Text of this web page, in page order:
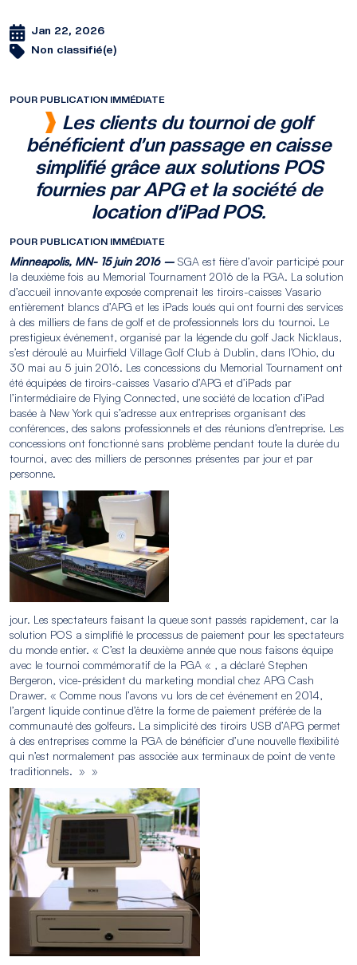
Jan 22, 2026
Non classifié(e)
POUR PUBLICATION IMMÉDIATE
Les clients du tournoi de golf
bénéficient d’un passage en caisse
simplifié grâce aux solutions POS
fournies par APG et la société de
location d’iPad POS.
POUR PUBLICATION IMMÉDIATE
Minneapolis, MN- 15 juin 2016 – SGA est fière d’avoir participé pour
la deuxième fois au Memorial Tournament 2016 de la PGA. La solution
d’accueil innovante exposée comprenait les tiroirs-caisses Vasario
entièrement blancs d’APG et les iPads loués qui ont fourni des services
à des milliers de fans de golf et de professionnels lors du tournoi. Le
prestigieux événement, organisé par la légende du golf Jack Nicklaus,
s’est déroulé au Muirfield Village Golf Club à Dublin, dans l’Ohio, du
30 mai au 5 juin 2016. Les concessions du Memorial Tournament ont
été équipées de tiroirs-caisses Vasario d’APG et d’iPads par
l’intermédiaire de Flying Connected, une société de location d’iPad
basée à New York qui s’adresse aux entreprises organisant des
conférences, des salons professionnels et des réunions d’entreprise. Les
concessions ont fonctionné sans problème pendant toute la durée du
tournoi, avec des milliers de personnes présentes par jour et par
personne.
jour. Les spectateurs faisant la queue sont passés rapidement, car la
solution POS a simplifié le processus de paiement pour les spectateurs
du monde entier. « C’est la deuxième année que nous faisons équipe
avec le tournoi commémoratif de la PGA « , a déclaré Stephen
Bergeron, vice-président du marketing mondial chez APG Cash
Drawer. « Comme nous l’avons vu lors de cet événement en 2014,
l’argent liquide continue d’être la forme de paiement préférée de la
communauté des golfeurs. La simplicité des tiroirs USB d’APG permet
à des entreprises comme la PGA de bénéficier d’une nouvelle flexibilité
qui n’est normalement pas associée aux terminaux de point de vente
traditionnels. » »